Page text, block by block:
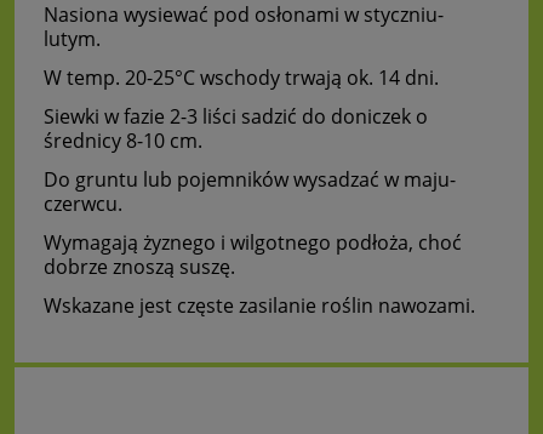
Nasiona wysiewać pod osłonami w styczniu-
lutym.
W temp. 20-25°C wschody trwają ok. 14 dni.
Siewki w fazie 2-3 liści sadzić do doniczek o
średnicy 8-10 cm.
Do gruntu lub pojemników wysadzać w maju-
czerwcu.
Wymagają żyznego i wilgotnego podłoża, choć
dobrze znoszą suszę.
Wskazane jest częste zasilanie roślin nawozami.